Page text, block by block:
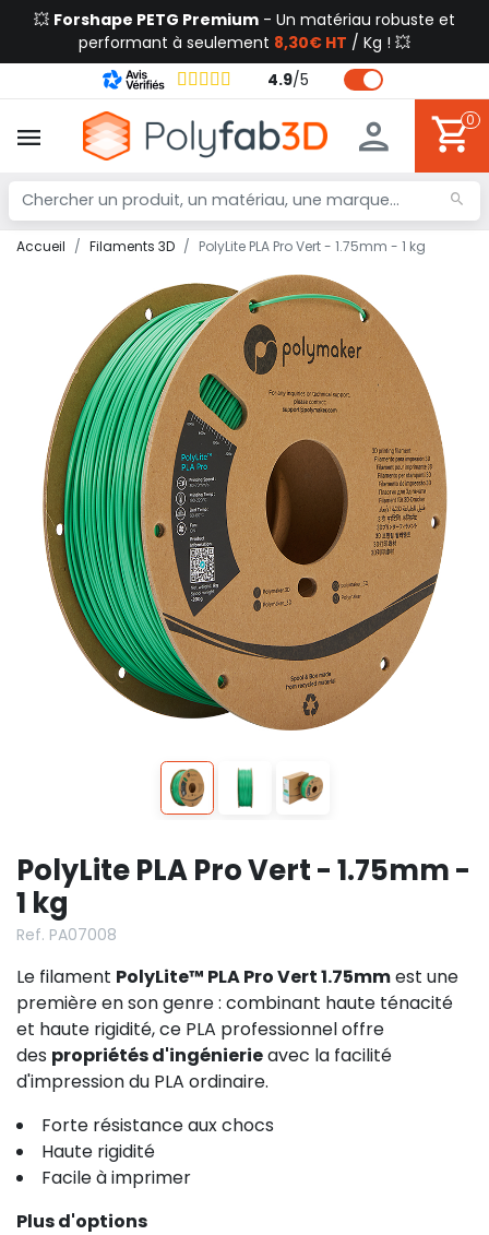
💥 Forshape PETG Premium - Un matériau robuste et
performant à seulement 8,30€ HT / Kg ! 💥
4.9/5
0
Accueil Filaments 3D PolyLite PLA Pro Vert - 1.75mm - 1 kg
PolyLite PLA Pro Vert - 1.75mm -
1 kg
Ref. PA07008
Le filament PolyLite™ PLA Pro Vert 1.75mmest une
première en son genre : combinant haute ténacité
et haute rigidité, ce PLA professionnel offre
des propriétés d'ingénierieavec la facilité
d'impression du PLA ordinaire.
Forte résistance aux chocs
Haute rigidité
Facile à imprimer
Plus d'options